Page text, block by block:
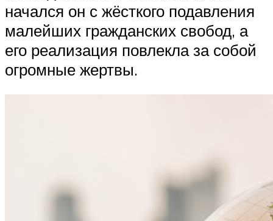
начался он с жёсткого подавления
малейших гражданских свобод, а
его реализация повлекла за собой
огромные жертвы.